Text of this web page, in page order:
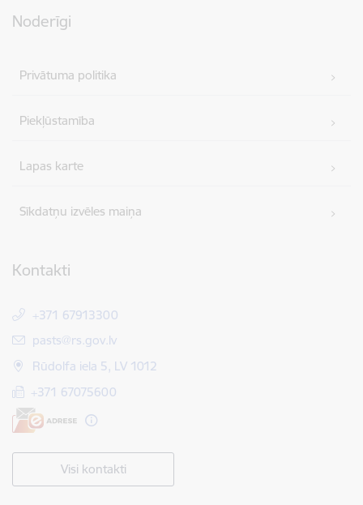
Noderīgi
Privātuma politika
Piekļūstamība
Lapas karte
Sīkdatņu izvēles maiņa
Kontakti
+371 67913300
E-pasts:
pasts@rs.gov.lv
Rūdolfa iela 5, LV 1012
+371 67075600
Visi kontakti